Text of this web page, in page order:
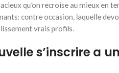
qu’on recroise au mieux en
contre occasion, laquelle
vrais profils.
s’inscrire a